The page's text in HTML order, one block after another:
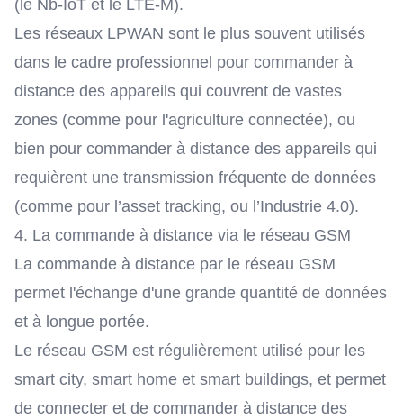
( le Nb-IoT et le LTE-M).
Les réseaux LPWAN sont le plus souvent utilisés
dans le cadre professionnel pour commander à
distance des appareils qui couvrent de vastes
zones (comme pour l'agriculture connectée), ou
bien pour commander à distance des appareils qui
requièrent une transmission fréquente de données
(comme pour l’asset tracking, ou l’Industrie 4.0).
4. La commande à distance via le réseau GSM
La commande à distance par le réseau GSM
permet l'échange d'une grande quantité de données
et à longue portée.
Le réseau GSM est régulièrement utilisé pour les
smart city, smart home et smart buildings, et permet
de connecter et de commander à distance des